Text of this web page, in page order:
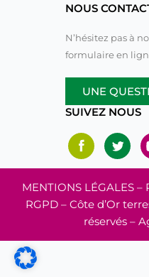
NOUS
N’hésitez pas à
formulaire en
UNE
SUIVEZ NOUS
MENTIONS LÉGALES–
RGPD – Côte d’Or
réservés –